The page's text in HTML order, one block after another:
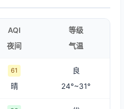
AQI
等级
夜间 气温
61
良
晴 24°~31°